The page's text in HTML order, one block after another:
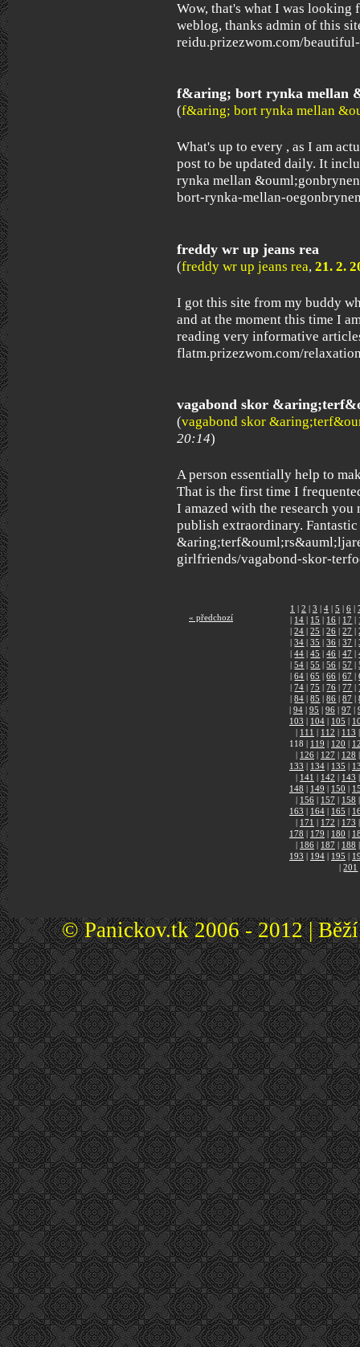
Wow, that's what I was looking
weblog, thanks admin of this
reidu.prizezwom.com/
f&aring; bort rynka mellan
(f&aring; bort rynka mellan
What's up to every , as I am
post to be updated daily. It
rynka mellan
bort-rynka-mellan-
freddy wr up jeans rea
(freddy wr up jeans rea, 21. 2.
I got this site from my buddy
and at the moment this time I
reading very informative
flatm.prizezwom.com/
vagabond skor
(vagabond skor
20:14)
A person essentially help to
That is the first time I
I amazed with the research
publish extraordinary.
girlfriends/vagabond-skor-
« předchozí
1 | 2 | 3 | 4 | 5 | 6 |
| 14 | 15 | 16 | 17 |
| 24 | 25 | 26 | 27 |
| 34 | 35 | 36 | 37 |
| 44 | 45 | 46 | 47 |
| 54 | 55 | 56 | 57 |
| 64 | 65 | 66 | 67 |
| 74 | 75 | 76 | 77 |
| 84 | 85 | 86 | 87 |
| 94 | 95 | 96 | 97 |
103 | 104 | 105 |
| 111 | 112 | 113 |
118 | 119 | 120 |
| 126 | 127 | 128 |
133 | 134 | 135 |
| 141 | 142 | 143 |
148 | 149 | 150 |
| 156 | 157 | 158 |
163 | 164 | 165 |
| 171 | 172 | 173 |
178 | 179 | 180 |
| 186 | 187 | 188 |
193 | 194 | 195 |
| 201
© Panickov.tk 2006 - 2012 |